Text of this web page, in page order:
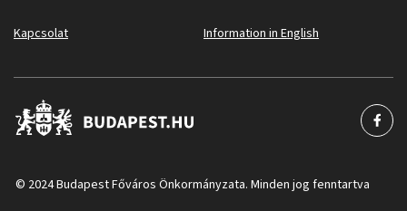
Kapcsolat Information in English
© 2024 Budapest Főváros Önkormányzata. Minden jog fenntartva